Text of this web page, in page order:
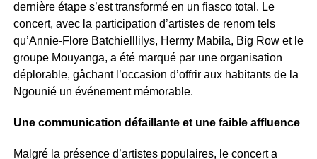
dernière étape s’est transformé en un fiasco total. Le
concert, avec la participation d’artistes de renom tels
qu’Annie-Flore Batchielllilys, Hermy Mabila, Big Row et le
groupe Mouyanga, a été marqué par une organisation
déplorable, gâchant l’occasion d’offrir aux habitants de la
Ngounié un événement mémorable.
Une communication défaillante et une faible affluence
Malgré la présence d’artistes populaires, le concert a